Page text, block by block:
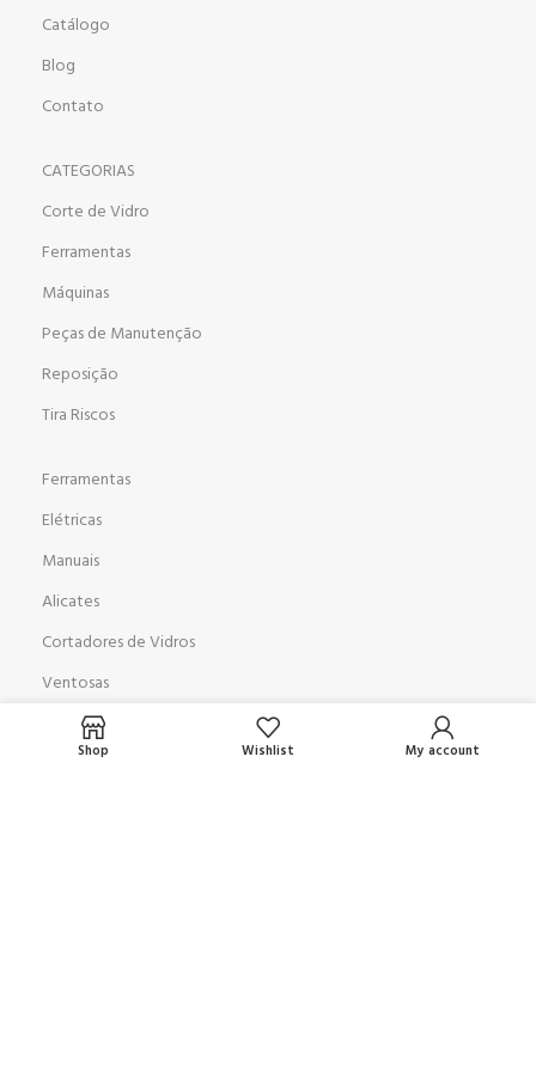
Catálogo
Blog
Contato
CATEGORIAS
Corte de Vidro
Ferramentas
Máquinas
Peças de Manutenção
Reposição
Tira Riscos
Ferramentas
Elétricas
Manuais
Alicates
Cortadores de Vidros
Ventosas
Pneumáticas
Shop Wishlist My account